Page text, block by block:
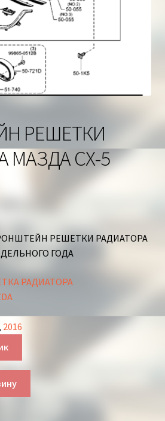
РЕШЕТКИ
МАЗДА СХ-5
РЕШЕТКИ РАДИАТОРА
ГОДА
РАДИАТОРА
2016